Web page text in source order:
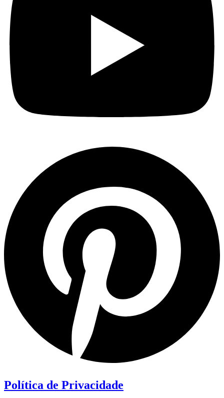
Política de Privacidade